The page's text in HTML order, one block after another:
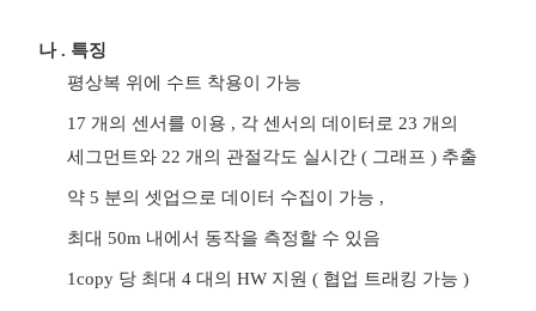
나 . 특징
평상복 위에 수트 착용이 가능
17 개의 센서를 이용 , 각 센서의 데이터로23 개의
세그먼트와22 개의 관절각도 실시간( 그래프 ) 추출
약 5 분의 셋업으로 데이터 수집이 가능 ,
최대 50m 내에서 동작을 측정할 수 있음
1copy 당 최대4 대의HW 지원( 협업 트래킹 가능 )